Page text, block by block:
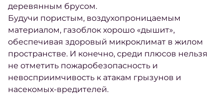
деревянным брусом.
Будучи пористым, воздухопроницаемым
материалом, газоблок хорошо «дышит»,
обеспечивая здоровый микроклимат в жилом
пространстве. И конечно, среди плюсов нельзя
не отметить пожаробезопасность и
невосприимчивость к атакам грызунов и
насекомых-вредителей.